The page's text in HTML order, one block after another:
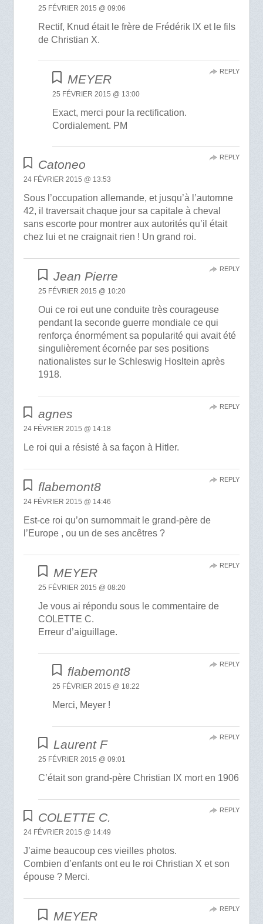
25 FÉVRIER 2015 @ 09:06
Rectif, Knud était le frère de Frédérik IX et le fils
de Christian X.
MEYER
25 FÉVRIER 2015 @ 13:00
Exact, merci pour la rectification.
Cordialement. PM
REPLY
Catoneo
24 FÉVRIER 2015 @ 13:53
Sous l’occupation allemande, et jusqu’à l’automne
42, il traversait chaque jour sa capitale à cheval
sans escorte pour montrer aux autorités qu’il était
chez lui et ne craignait rien ! Un grand roi.
REPLY
Jean Pierre
25 FÉVRIER 2015 @ 10:20
Oui ce roi eut une conduite très courageuse
pendant la seconde guerre mondiale ce qui
renforça énormément sa popularité qui avait été
singulièrement écornée par ses positions
nationalistes sur le Schleswig Hosltein après
1918.
REPLY
agnes
24 FÉVRIER 2015 @ 14:18
Le roi qui a résisté à sa façon à Hitler.
REPLY
flabemont8
24 FÉVRIER 2015 @ 14:46
Est-ce roi qu’on surnommait le grand-père de
l’Europe , ou un de ses ancêtres ?
REPLY
MEYER
25 FÉVRIER 2015 @ 08:20
Je vous ai répondu sous le commentaire de
COLETTE C.
Erreur d’aiguillage.
REPLY
flabemont8
25 FÉVRIER 2015 @ 18:22
Merci, Meyer !
REPLY
Laurent F
25 FÉVRIER 2015 @ 09:01
C’était son grand-père Christian IX mort en 1906
REPLY
COLETTE C.
24 FÉVRIER 2015 @ 14:49
J’aime beaucoup ces vieilles photos.
Combien d’enfants ont eu le roi Christian X et son
épouse ? Merci.
REPLY
MEYER
REPLY